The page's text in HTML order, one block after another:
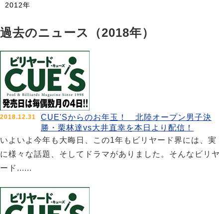
2012年
過去のニュース（2018年）
2018.12.31
CUE'Sからのお年玉！ 北陸オープン男子決
勝・栗林達vs大井直幸を本日より配信！
いよいよ今年も大晦日、この1年もビリヤード界には、実
に様々な話題、そしてドラマがありました。そんなビリヤ
ード......